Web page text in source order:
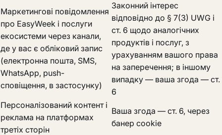
Маркетингові повідомлення
про EasyWeek і послуги
екосистеми через канали,
де у вас є обліковий запис
(електронна пошта, SMS,
WhatsApp, push-
сповіщення, в застосунку)
Законний інтерес
відповідно до § 7(3) UWG і
ст. 6 щодо аналогічних
продуктів і послуг, з
урахуванням вашого права
на заперечення; в іншому
випадку — ваша згода — ст.
6
Персоналізований контент і
реклама на платформах
третіх сторін
Ваша згода — ст. 6, через
банер cookie